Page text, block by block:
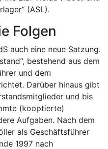
(ASL).
Folgen
auch eine neue Satzung.
bestehend aus dem
und dem
Darüber hinaus gibt
und bis
(kooptierte)
Aufgaben. Nach dem
als Geschäftsführer
1997 nach